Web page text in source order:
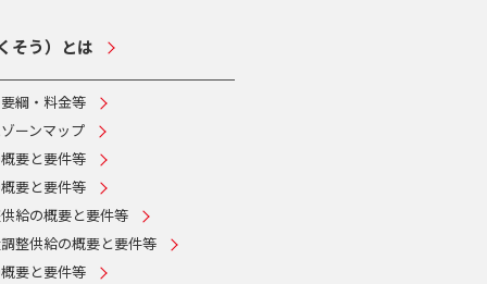
そう）とは
綱・料金等
ーンマップ
要と要件等
要と要件等
給の概要と要件等
整供給の概要と要件等
要と要件等